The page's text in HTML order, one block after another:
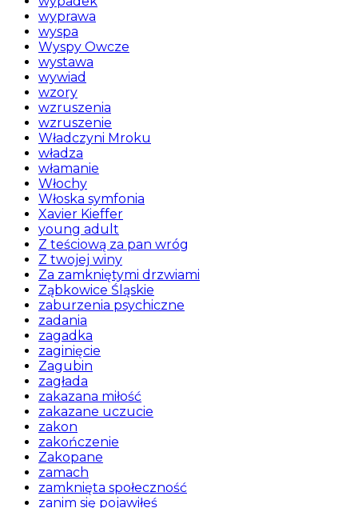
wyprawa
wyspa
Wyspy Owcze
wystawa
wywiad
wzory
wzruszenia
wzruszenie
Władczyni Mroku
władza
włamanie
Włochy
Włoska symfonia
Xavier Kieffer
young adult
Z teściową za pan wróg
Z twojej winy
Za zamkniętymi drzwiami
Ząbkowice Śląskie
zaburzenia psychiczne
zadania
zagadka
zaginięcie
Zagubin
zagłada
zakazana miłość
zakazane uczucie
zakon
zakończenie
Zakopane
zamach
zamknięta społeczność
zanim się pojawiłeś